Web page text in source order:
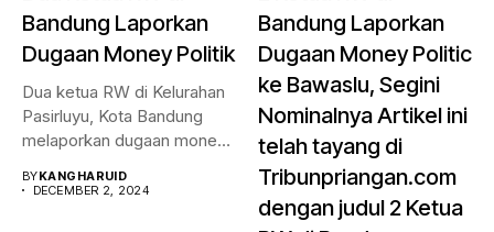
Bandung Laporkan
Dugaan Money Politik
Dua ketua RW di Kelurahan
Pasirluyu, Kota Bandung
melaporkan dugaan money
BYKANGHARUID
DECEMBER 2, 2024
Bandung Laporkan
Dugaan Money Politic
ke Bawaslu, Segini
Nominalnya Artikel ini
telah tayang di
Tribunpriangan.com
dengan judul 2 Ketua